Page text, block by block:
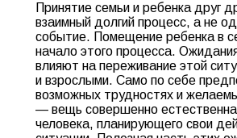
Принятие семьи и ребенка друг
взаимный долгий процесс, а не
событие. Помещение ребенка в
начало этого процесса.
влияют на переживание этой
и взрослыми. Само по себе
возможных трудностях и
— вещь совершенно
человека, планирующего свои